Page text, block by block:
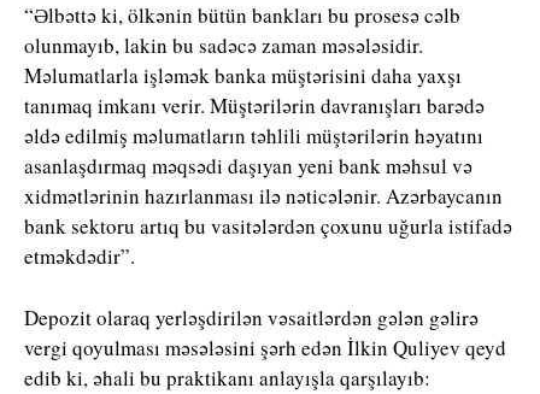
“Əlbəttə ki, ölkənin bütün bankları bu prosesə cəlb
olunmayıb, lakin bu sadəcə zaman məsələsidir.
Məlumatlarla işləmək banka müştərisini daha yaxşı
tanımaq imkanı verir. Müştərilərin davranışları barədə
əldə edilmiş məlumatların təhlili müştərilərin həyatını
asanlaşdırmaq məqsədi daşıyan yeni bank məhsul və
xidmətlərinin hazırlanması ilə nəticələnir. Azərbaycanın
bank sektoru artıq bu vasitələrdən çoxunu uğurla istifadə
etməkdədir”.
Depozit olaraq yerləşdirilən vəsaitlərdən gələn gəlirə
vergi qoyulması məsələsini şərh edən İlkin Quliyev qeyd
edib ki, əhali bu praktikanı anlayışla qarşılayıb: